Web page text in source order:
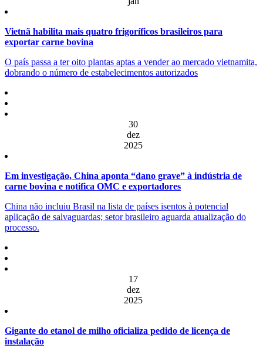
Vietnã habilita mais quatro frigoríficos brasileiros para
exportar carne bovina
O país passa a ter oito plantas aptas a vender ao mercado vietnamita,
dobrando o número de estabelecimentos autorizados
30
dez
2025
Em investigação, China aponta “dano grave” à indústria de
carne bovina e notifica OMC e exportadores
China não incluiu Brasil na lista de países isentos à potencial
aplicação de salvaguardas; setor brasileiro aguarda atualização do
processo.
17
dez
2025
Gigante do etanol de milho oficializa pedido de licença de
instalação